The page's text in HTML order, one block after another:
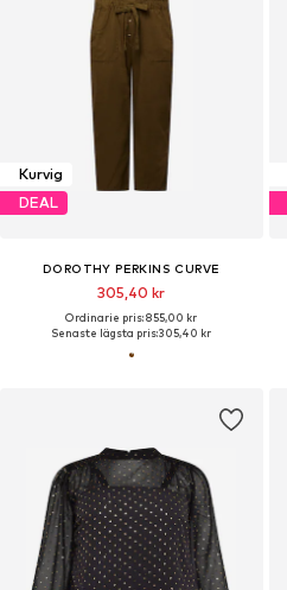
Kurvig
DEAL
DOROTHY PERKINS CURVE
305,40 kr
Ordinarie pris: 855,00 kr
Senaste lägsta pris:305,40 kr